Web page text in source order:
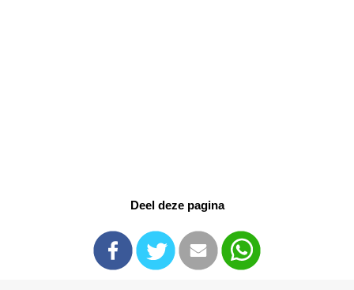
Deel deze pagina